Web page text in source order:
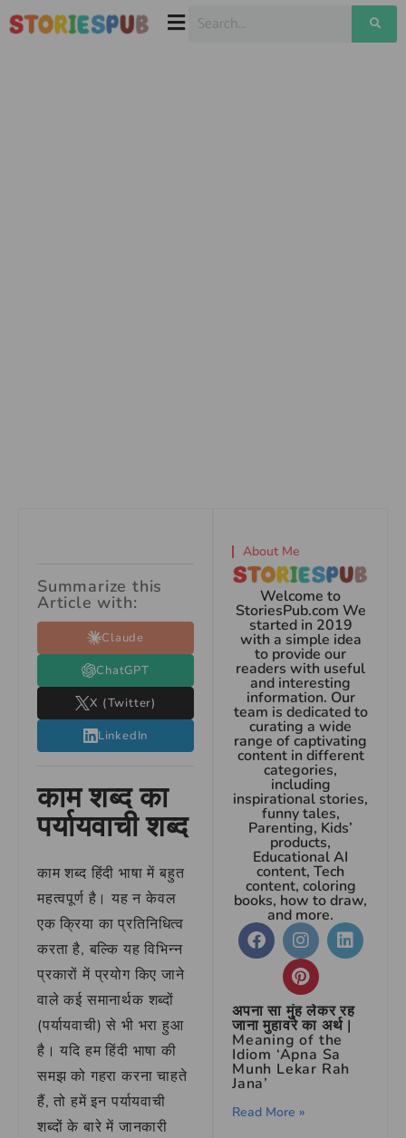
Summarize this
Article with:
Claude
ChatGPT
X (Twitter)
LinkedIn
काम शब्द का
पर्यायवाची शब्द
काम शब्द हिंदी भाषा में बहुत
महत्वपूर्ण है। यह न केवल
एक क्रिया का प्रतिनिधित्व
करता है, बल्कि यह विभिन्न
प्रकारों में प्रयोग किए जाने
वाले कई समानार्थक शब्दों
(पर्यायवाची) से भी भरा हुआ
है। यदि हम हिंदी भाषा की
समझ को गहरा करना चाहते
हैं, तो हमें इन पर्यायवाची
शब्दों के बारे में जानकारी
About Me
Welcome to
StoriesPub.com We
started in 2019
with a simple idea
to provide our
readers with useful
and interesting
information. Our
team is dedicated to
curating a wide
range of captivating
content in different
categories,
including
inspirational stories,
funny tales,
Parenting, Kids’
products,
Educational AI
content, Tech
content, coloring
books, how to draw,
and more.
अपना सा मुंह लेकर रह
जाना मुहावरे का अर्थ |
Meaning of the
Idiom ‘Apna Sa
Munh Lekar Rah
Jana’
Read More »